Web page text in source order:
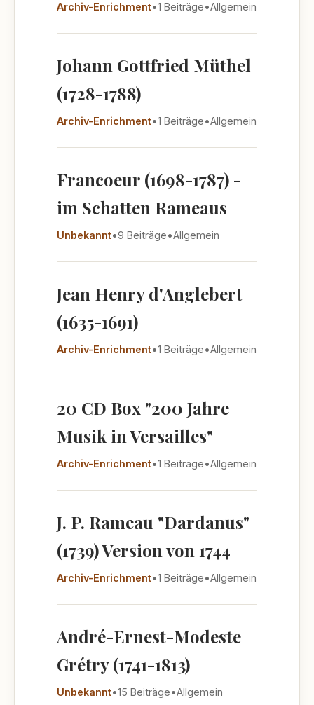
Archiv-Enrichment•1 Beiträge•Allgemein
Johann Gottfried Müthel
(1728-1788)
Archiv-Enrichment•1 Beiträge•Allgemein
Francoeur (1698-1787) -
im Schatten Rameaus
Unbekannt•9 Beiträge•Allgemein
Jean Henry d'Anglebert
(1635-1691)
Archiv-Enrichment•1 Beiträge•Allgemein
20 CD Box "200 Jahre
Musik in Versailles"
Archiv-Enrichment•1 Beiträge•Allgemein
J. P. Rameau "Dardanus"
(1739) Version von 1744
Archiv-Enrichment•1 Beiträge•Allgemein
André-Ernest-Modeste
Grétry (1741-1813)
Unbekannt•15 Beiträge•Allgemein